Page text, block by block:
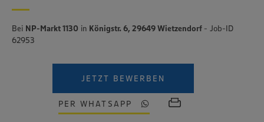
Bei NP-Markt 1130 in Königstr. 6, 29649 Wietzendorf - Job-ID
62953
JETZT BEWERBEN
PER WHATSAPP